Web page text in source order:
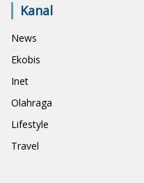
Kanal
News
Ekobis
Inet
Olahraga
Lifestyle
Travel